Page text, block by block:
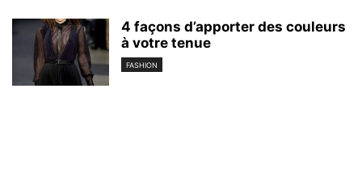
4 façons d’apporter des couleurs
à votre tenue
FASHION